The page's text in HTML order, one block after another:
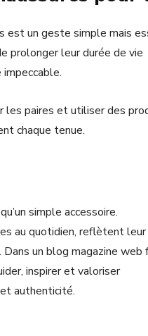
est un geste simple mais
prolonger leur durée de vie
les paires et utiliser des
chaque tenue.
simple accessoire.
au quotidien, reflètent
un blog magazine web
inspirer et valoriser
authenticité.